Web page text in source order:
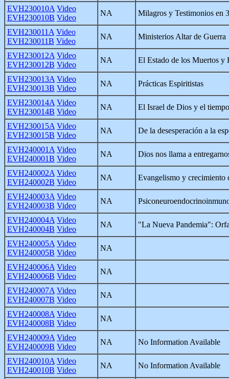
EVH230010A Video
EVH230010B Video
NA Milagros y Testimonios en
EVH230011A Video
EVH230011B Video
NA Ministerios Altar de Guerra
EVH230012A Video
EVH230012B Video
NA El Estado de los Muertos y
EVH230013A Video
EVH230013B Video
NA Prácticas Espiritistas
EVH230014A Video
EVH230014B Video
NA El Israel de Dios y el
EVH230015A Video
EVH230015B Video
NA De la desesperación a la
EVH240001A Video
EVH240001B Video
NA Dios nos llama a
EVH240002A Video
EVH240002B Video
NA Evangelismo y crecimiento
EVH240003A Video
EVH240003B Video
NA
EVH240004A Video
EVH240004B Video
NA "La Nueva Pandemia":
EVH240005A Video
EVH240005B Video
NA
EVH240006A Video
EVH240006B Video
NA
EVH240007A Video
EVH240007B Video
NA
EVH240008A Video
EVH240008B Video
NA
EVH240009A Video
EVH240009B Video
NA No Information Available
EVH240010A Video
EVH240010B Video
NA No Information Available